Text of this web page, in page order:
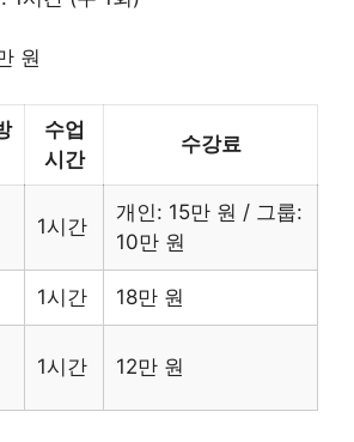
원
수업
시간
수강료
1시간
개인: 15만 원 / 그룹:
10만 원
1시간 18만 원
1시간 12만 원